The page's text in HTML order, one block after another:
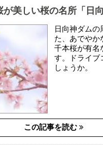
美しい桜の名所「日向
日向神ダムの
た、あでやか
千本桜が有名
す。ドライブ
しょうか。
この記事を読む